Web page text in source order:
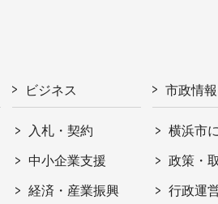
ビジネス
入札・契約
中小企業支援
経済・産業振興
市政情報
横浜市
政策・
行政運